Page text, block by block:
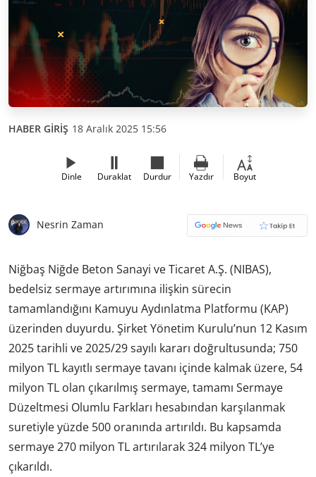
HABER GİRİŞ 18 Aralık 2025 15:56
Dinle Duraklat Durdur Yazdır Boyut
Nesrin Zaman
Niğbaş Niğde Beton Sanayi ve Ticaret A.Ş. (NIBAS),
bedelsiz sermaye artırımına ilişkin sürecin
tamamlandığını Kamuyu Aydınlatma Platformu (KAP)
üzerinden duyurdu. Şirket Yönetim Kurulu’nun 12 Kasım
2025 tarihli ve 2025/29 sayılı kararı doğrultusunda; 750
milyon TL kayıtlı sermaye tavanı içinde kalmak üzere, 54
milyon TL olan çıkarılmış sermaye, tamamı Sermaye
Düzeltmesi Olumlu Farkları hesabından karşılanmak
suretiyle yüzde 500 oranında artırıldı. Bu kapsamda
sermaye 270 milyon TL artırılarak 324 milyon TL’ye
çıkarıldı.